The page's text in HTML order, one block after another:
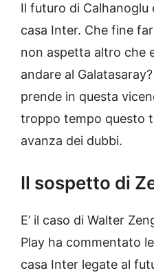
Il futuro di Calhanoglu
casa Inter. Che fine
non aspetta altro che
andare al
prende in questa
troppo tempo questo
avanza dei dubbi.
Il sospetto di
E’ il caso di Walter
Play ha commentato
casa Inter legate al